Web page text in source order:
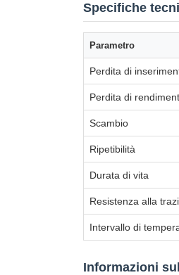
Specifiche
Parametro
Perdita di
Perdita di
Scambio
Ripetibilità
Durata di vita
Resistenza alla
Intervallo di
Informazioni